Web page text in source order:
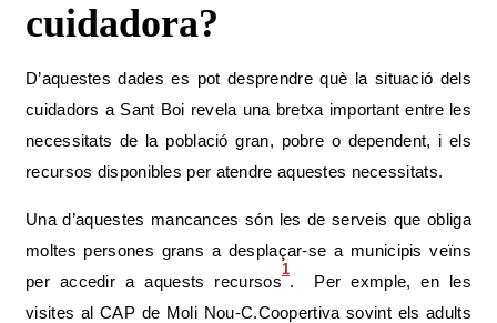
cuidadora?
D’aquestes dades es pot desprendre què la situació dels
cuidadors a Sant Boi revela una bretxa important entre les
necessitats de la població gran, pobre o dependent, i els
recursos disponibles per atendre aquestes necessitats.
Una d’aquestes mancances són les de serveis que obliga
moltes persones grans a desplaçar-se a municipis veïns
per accedir a aquests recursos
1
. Per exmple, en les
visites al CAP de Moli Nou-C.Coopertiva sovint els adults